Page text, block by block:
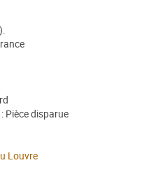
Pièce disparue
Louvre